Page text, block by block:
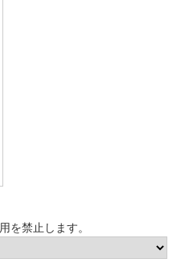
を禁止します。